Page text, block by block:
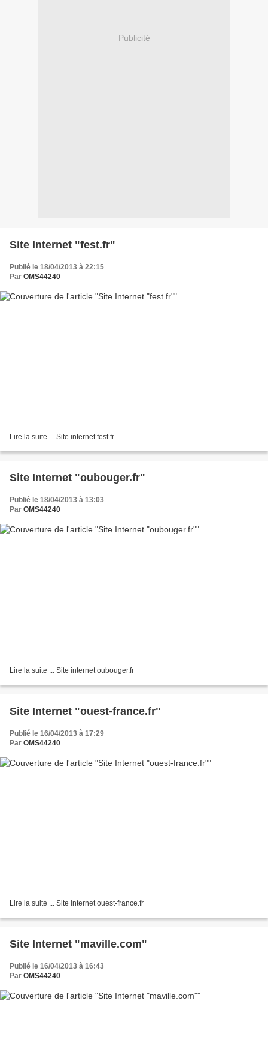
Publicité
Site Internet "fest.fr"
Publié le 18/04/2013 à 22:15
Par OMS44240
Lire la suite ... Site internet fest.fr
Site Internet "oubouger.fr"
Publié le 18/04/2013 à 13:03
Par OMS44240
Lire la suite ... Site internet oubouger.fr
Site Internet "ouest-france.fr"
Publié le 16/04/2013 à 17:29
Par OMS44240
Lire la suite ... Site internet ouest-france.fr
Site Internet "maville.com"
Publié le 16/04/2013 à 16:43
Par OMS44240